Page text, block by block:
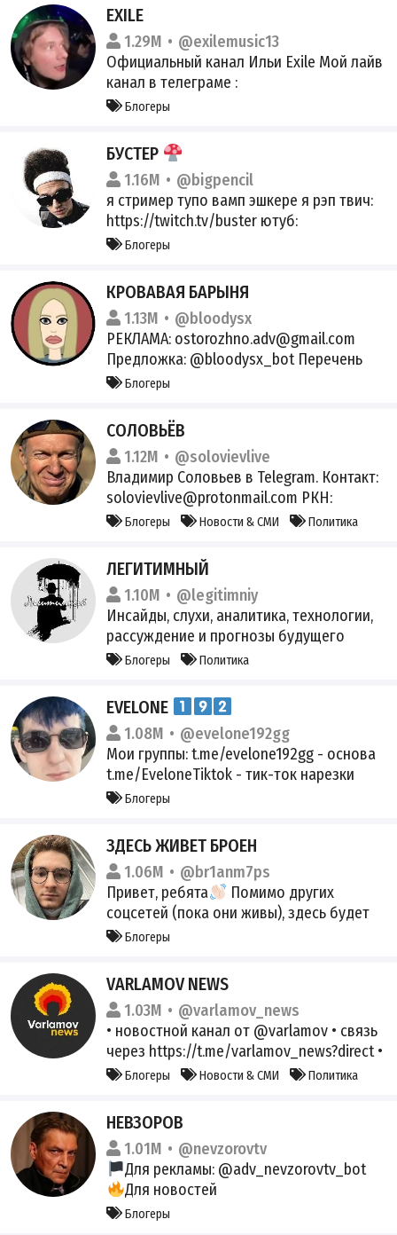
EXILE
1.29M
@exilemusic13
Официальный канал Ильи Exile Мой лайв
канал в телеграме :
https://t.me/exilelive13 YT:
https://vk.com/exile_music
Сотрудничество - @exile_ads
Регистрация в перечне РКН:
https://rknn.link/gi
Блогеры
БУСТЕР
1.16M
@bigpencil
я стример тупо вамп эшкере я рэп твич:
https://twitch.tv/buster ютуб:
https://youtube.com/@slavabuster
страниц в соцсетях:
https://www.gosuslugi.ru/snet/6787aa9f1e
4e233a711c2167 Связь: @busterprod
Блогеры
КРОВАВАЯ БАРЫНЯ
1.13M
@bloodysx
РЕКЛАМА: ostorozhno.adv@gmail.com
Предложка: @bloodysx_bot Перечень
РКН: https://clck.ru/3RfEML
Блогеры
СОЛОВЬЁВ
1.12M
@solovievlive
Владимир Соловьев в Telegram. Контакт:
solovievlive@protonmail.com РКН:
https://knd.gov.ru/license?
bloggersPermission ИА СОЛОВЬЁВLIVE,
Зарегистрировано Роскомнадзором: Рег.
номер: ФС 77-79482 от 09.11.2020, 16+
Блогеры Новости & СМИ Политика
ЛЕГИТИМНЫЙ
1.10M
@legitimniy
Инсайды, слухи, аналитика, технологии,
рассуждение и прогнозы будущего
нашей страны! Не живи в иллюзиях -
legitimniy@protonmail.com Бот реклама:
@Legitimniy_rec_bot
Блогеры Политика
EVELONE
1.08M
@evelone192gg
Мои группы: t.me/evelone192gg - основа
t.me/EveloneTiktok - тик-ток нарезки
t.me/Zanos192 - ставки + kick
t.me/itogi192 - итоги розыгрышей Мои
админы: @EnNIwayyy @ezbrz @Stereaaa
разбаны твич - @kyz1natra
Блогеры
ЗДЕСЬ ЖИВЕТ БРОЕН
1.06M
@br1anm7ps
Привет, ребята
Помимо других
соцсетей (пока они живы), здесь будет
самая важная информация.
Блогеры
VARLAMOV NEWS
1.03M
@varlamov_news
• новостной канал от @varlamov • связь
через https://t.me/varlamov_news?direct •
срочные новости: @varlamovbrkng •
другие соцсети:
links.varlamov.ru/p/6a18e2/ • продаем
рекламу: ads@varlamov.me
Блогеры Новости & СМИ Политика
НЕВЗОРОВ
1.01M
@nevzorovtv
Для рекламы: @adv_nevzorovtv_bot
Для новостей
@napovalstvo_news_bot
Блогеры